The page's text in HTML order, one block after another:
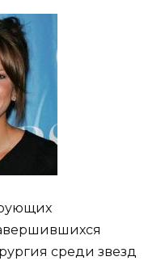
среди звезд